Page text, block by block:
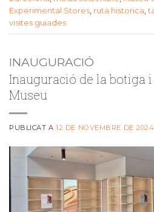
Experimental Stores ruta historica
visites guiades
INAUGURACIÓ
Inauguració de la botiga
Museu
PUBLICAT A12 DE NOVEMBRE DE 2024